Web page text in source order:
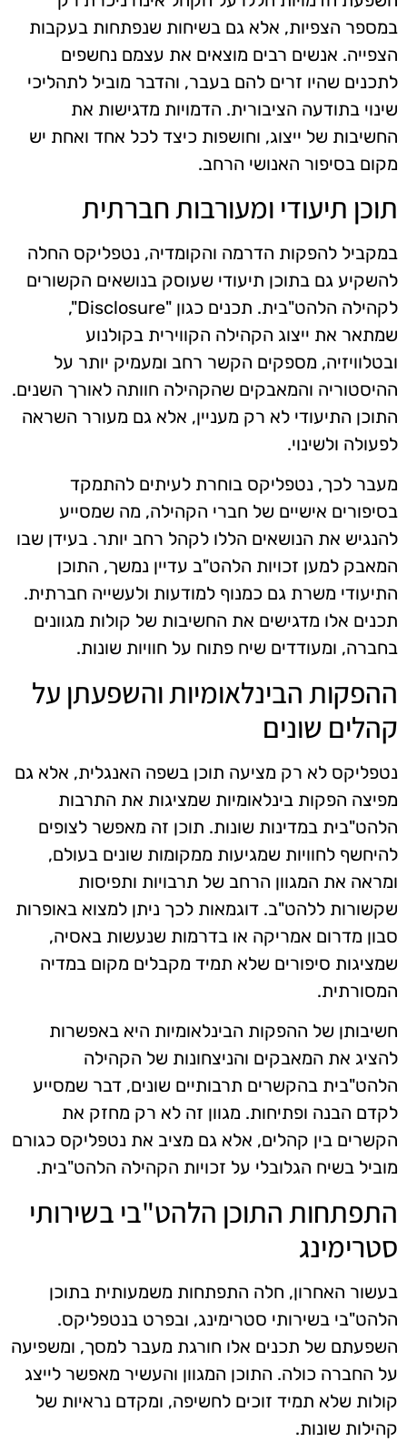
במספר הצפיות, אלא גם בשיחות שנפתחות בעקבות
הצפייה. אנשים רבים מוצאים את עצמם נחשפים
לתכנים שהיו זרים להם בעבר, והדבר מוביל לתהליכי
שינוי בתודעה הציבורית. הדמויות מדגישות את
החשיבות של ייצוג, וחושפות כיצד לכל אחד ואחת יש
מקום בסיפור האנושי הרחב.
תוכן תיעודי ומעורבות חברתית
במקביל להפקות הדרמה והקומדיה, נטפליקס החלה
להשקיע גם בתוכן תיעודי שעוסק בנושאים הקשורים
לקהילה הלהט"בית. תכנים כגון "Disclosure",
שמתאר את ייצוג הקהילה הקווירית בקולנוע
ובטלוויזיה, מספקים הקשר רחב ומעמיק יותר על
ההיסטוריה והמאבקים שהקהילה חוותה לאורך השנים.
התוכן התיעודי לא רק מעניין, אלא גם מעורר השראה
לפעולה ולשינוי.
מעבר לכך, נטפליקס בוחרת לעיתים להתמקד
בסיפורים אישיים של חברי הקהילה, מה שמסייע
להנגיש את הנושאים הללו לקהל רחב יותר. בעידן שבו
המאבק למען זכויות הלהט"ב עדיין נמשך, התוכן
התיעודי משרת גם כמנוף למודעות ולעשייה חברתית.
תכנים אלו מדגישים את החשיבות של קולות מגוונים
בחברה, ומעודדים שיח פתוח על חוויות שונות.
ההפקות הבינלאומיות והשפעתן על
קהלים שונים
נטפליקס לא רק מציעה תוכן בשפה האנגלית, אלא גם
מפיצה הפקות בינלאומיות שמציגות את התרבות
הלהט"בית במדינות שונות. תוכן זה מאפשר לצופים
להיחשף לחוויות שמגיעות ממקומות שונים בעולם,
ומראה את המגוון הרחב של תרבויות ותפיסות
שקשורות ללהט"ב. דוגמאות לכך ניתן למצוא באופרות
סבון מדרום אמריקה או בדרמות שנעשות באסיה,
שמציגות סיפורים שלא תמיד מקבלים מקום במדיה
המסורתית.
חשיבותן של ההפקות הבינלאומיות היא באפשרות
להציג את המאבקים והניצחונות של הקהילה
הלהט"בית בהקשרים תרבותיים שונים, דבר שמסייע
לקדם הבנה ופתיחות. מגוון זה לא רק מחזק את
הקשרים בין קהלים, אלא גם מציב את נטפליקס כגורם
מוביל בשיח הגלובלי על זכויות הקהילה הלהט"בית.
התפתחות התוכן הלהט"בי בשירותי
סטרימינג
בעשור האחרון, חלה התפתחות משמעותית בתוכן
הלהט"בי בשירותי סטרימינג, ובפרט בנטפליקס.
השפעתם של תכנים אלו חורגת מעבר למסך, ומשפיעה
על החברה כולה. התוכן המגוון והעשיר מאפשר לייצג
קולות שלא תמיד זוכים לחשיפה, ומקדם נראיות של
קהילות שונות.